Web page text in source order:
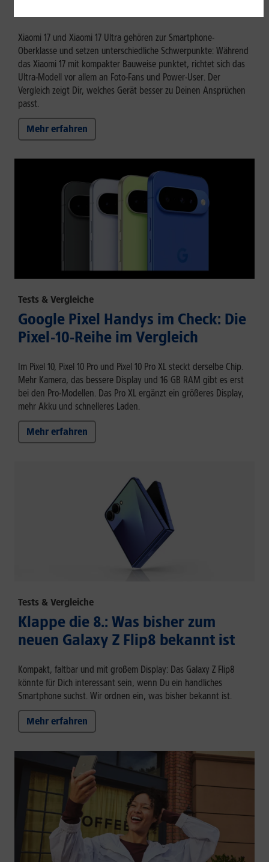
Xiaomi 17 und Xiaomi 17 Ultra gehören zur Smartphone-
Oberklasse und setzen unterschiedliche Schwerpunkte: Während
das Xiaomi 17 mit kompakter Bauweise punktet, richtet sich das
Ultra-Modell vor allem an Foto-Fans und Power-User. Der
Vergleich zeigt Dir, welches Gerät besser zu Deinen Ansprüchen
passt.
Mehr erfahren
Tests & Vergleiche
Google Pixel Handys im Check: Die
Pixel-10-Reihe im Vergleich
Im Pixel 10, Pixel 10 Pro und Pixel 10 Pro XL steckt derselbe Chip.
Mehr Kamera, das bessere Display und 16 GB RAM gibt es erst
bei den Pro-Modellen. Das Pro XL ergänzt ein größeres Display,
mehr Akku und schnelleres Laden.
Mehr erfahren
Tests & Vergleiche
Klappe die 8.: Was bisher zum
neuen Galaxy Z Flip8 bekannt ist
Kompakt, faltbar und mit großem Display: Das Galaxy Z Flip8
könnte für Dich interessant sein, wenn Du ein handliches
Smartphone suchst. Wir ordnen ein, was bisher bekannt ist.
Mehr erfahren